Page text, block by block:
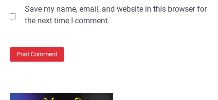
Save my name, email, and website in this browser for
the next time I comment.